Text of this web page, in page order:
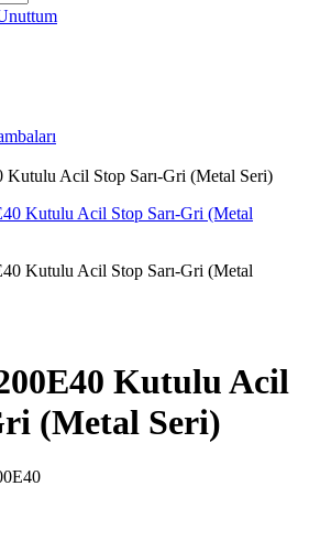
Kutulu Acil Stop Sarı-Gri (Metal Seri)
Kutulu Acil
(Metal Seri)